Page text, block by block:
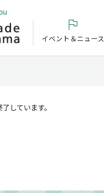
イベント＆ニュース
しています。